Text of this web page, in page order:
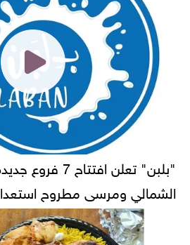
"بلبن" تعلن
الشمالي ومرسى مطروح